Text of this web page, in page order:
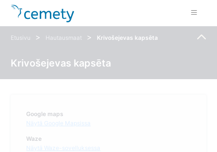
Etusivu > Hautausmaat > Krivošejevas kapsēta
Krivošejevas kapsēta
Google maps
Näytä Google Mapsissa
Waze
Näytä Waze-sovelluksessa